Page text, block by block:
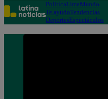
PolíticaLimaMundo
Te ayudoTendencias
DeportesEspectáculos